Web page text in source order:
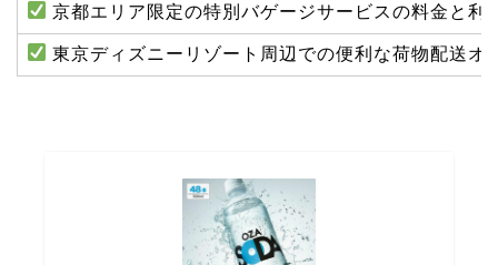
京都エリア限定の特別バゲージサービスの料金と利
東京ディズニーリゾート周辺での便利な荷物配送オ